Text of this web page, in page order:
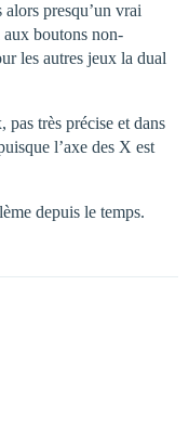
presqu’un vrai
boutons non-
les autres jeux la dual
pas très précise et dans
l’axe des X est
depuis le temps.